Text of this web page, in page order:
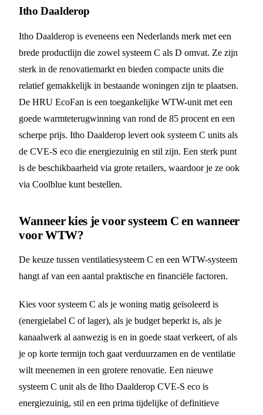
Itho Daalderop
Itho Daalderop is eveneens een Nederlands merk met een
brede productlijn die zowel systeem C als D omvat. Ze zijn
sterk in de renovatiemarkt en bieden compacte units die
relatief gemakkelijk in bestaande woningen zijn te plaatsen.
De HRU EcoFan is een toegankelijke WTW-unit met een
goede warmteterugwinning van rond de 85 procent en een
scherpe prijs. Itho Daalderop levert ook systeem C units als
de CVE-S eco die energiezuinig en stil zijn. Een sterk punt
is de beschikbaarheid via grote retailers, waardoor je ze ook
via Coolblue kunt bestellen.
Wanneer kies je voor systeem C en wanneer
voor WTW?
De keuze tussen ventilatiesysteem C en een WTW-systeem
hangt af van een aantal praktische en financiële factoren.
Kies voor systeem C als je woning matig geïsoleerd is
(energielabel C of lager), als je budget beperkt is, als je
kanaalwerk al aanwezig is en in goede staat verkeert, of als
je op korte termijn toch gaat verduurzamen en de ventilatie
wilt meenemen in een grotere renovatie. Een nieuwe
systeem C unit als de Itho Daalderop CVE-S eco is
energiezuinig, stil en een prima tijdelijke of definitieve